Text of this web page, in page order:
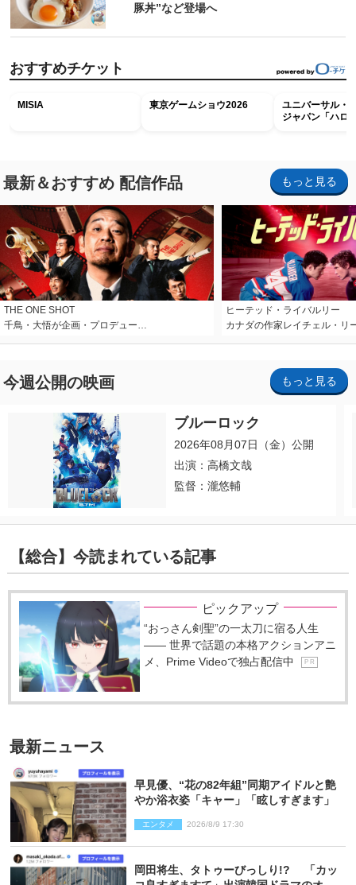
豚丼”など登場へ
おすすめチケット
MISIA 東京ゲームショウ2026
ユニバーサル・
ジャパン「ハロ
最新＆おすすめ 配信作品 もっと見る
THE ONE SHOT
千鳥・大悟が企画・プロデュー…
ヒーテッド・ライバルリー
カナダの作家レイチェル・リ
今週公開の映画 もっと見る
ブルーロック
2026年08月07日（金）公開
出演：高橋文哉
監督：瀧悠輔
【総合】今読まれている記事
ピックアップ
“おっさん剣聖”の一太刀に宿る人生
―― 世界で話題の本格アクションアニ
メ、Prime Videoで独占配信中
P R
最新ニュース
早見優、“花の82年組”同期アイドルと艶
やか浴衣姿「キャー」「眩しすぎます」
エンタメ 2026/8/9 17:30
岡田将生、タトゥーびっしり!? 「カッ